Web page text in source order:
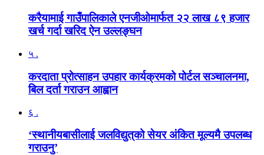
करैयामाई गाउँपालिकाले एनजीओमार्फत २२ लाख ८९ हजार
खर्च गर्दा खरिद ऐन उल्लङ्घन
५ .
करदाता प्रोत्साहन उपहार कार्यक्रमको पोर्टल सञ्चालनमा,
बिल दर्ता गराउन आह्वान
६ .
‘स्थानीयबासीलाई जलविद्युत्‌को सेयर अंकित मूल्यमै उपलब्ध
गराउनु’